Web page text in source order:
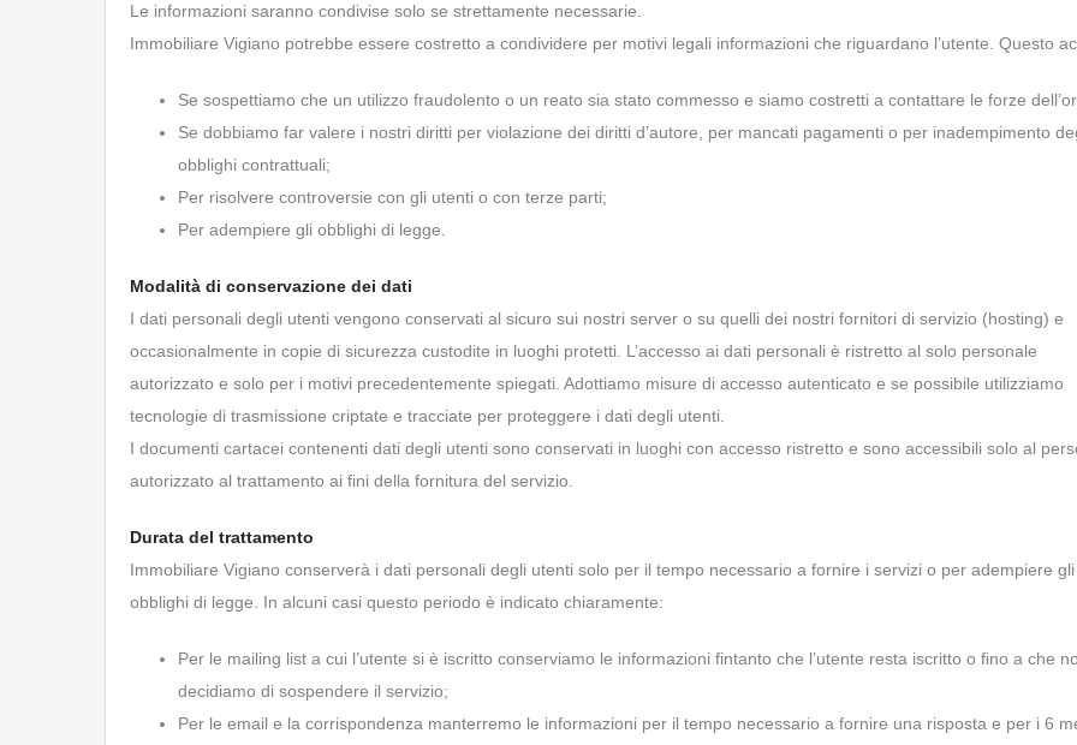
Le informazioni saranno condivise solo se strettamente necessarie.
Immobiliare Vigiano potrebbe essere costretto a condividere per motivi legali informazioni che riguardano l’utente. Questo
Se sospettiamo che un utilizzo fraudolento o un reato sia stato commesso e siamo costretti a contattare le forze
Se dobbiamo far valere i nostri diritti per violazione dei diritti d’autore, per mancati pagamenti o per inadempimento
obblighi contrattuali;
Per risolvere controversie con gli utenti o con terze parti;
Per adempiere gli obblighi di legge.
Modalità di conservazione dei dati
I dati personali degli utenti vengono conservati al sicuro sui nostri server o su quelli dei nostri fornitori di servizio (hosting) e
occasionalmente in copie di sicurezza custodite in luoghi protetti. L’accesso ai dati personali è ristretto al solo personale
autorizzato e solo per i motivi precedentemente spiegati. Adottiamo misure di accesso autenticato e se possibile utilizziamo
tecnologie di trasmissione criptate e tracciate per proteggere i dati degli utenti.
I documenti cartacei contenenti dati degli utenti sono conservati in luoghi con accesso ristretto e sono accessibili solo al
autorizzato al trattamento ai fini della fornitura del servizio.
Durata del trattamento
Immobiliare Vigiano conserverà i dati personali degli utenti solo per il tempo necessario a fornire i servizi o per adempiere gli
obblighi di legge. In alcuni casi questo periodo è indicato chiaramente:
Per le mailing list a cui l’utente si è iscritto conserviamo le informazioni fintanto che l’utente resta iscritto o fino a che
decidiamo di sospendere il servizio;
Per le email e la corrispondenza manterremo le informazioni per il tempo necessario a fornire una risposta e per i 6